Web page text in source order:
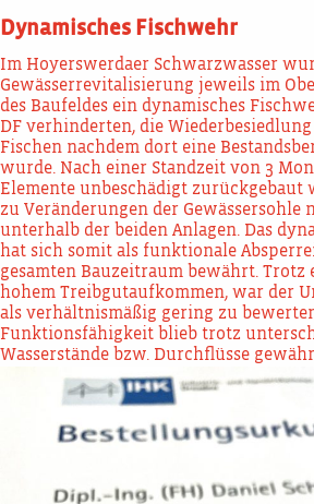
Dynamisches Fischwehr
Im Hoyerswerdaer Schwarzwasser
Gewässerrevitalisierung jeweils im
des Baufeldes ein dynamisches
DF verhinderten, die
Fischen nachdem dort eine
wurde. Nach einer Standzeit von 3
Elemente unbeschädigt zurückgebaut
zu Veränderungen der Gewässersohle
unterhalb der beiden Anlagen. Das
hat sich somit als funktionale
gesamten Bauzeitraum bewährt. Trotz
hohem Treibgutaufkommen, war der
als verhältnismäßig gering zu
Funktionsfähigkeit blieb trotz
Wasserstände bzw. Durchflüsse